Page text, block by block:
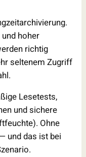
hoher
richtig
seltenem Zugriff
Lesetests,
und sichere
Ohne
und das ist bei